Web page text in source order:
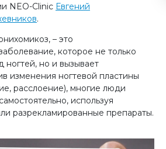
NEO-Clinic Евгений
.
– это
которое не только
ногтей, но и вызывает
изменения ногтевой пластины
расслоение), многие люди
используя
разрекламированные препараты.